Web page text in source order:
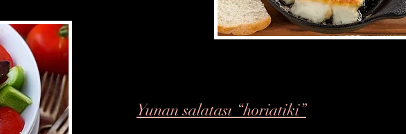
Yunan salatası “horiatiki”